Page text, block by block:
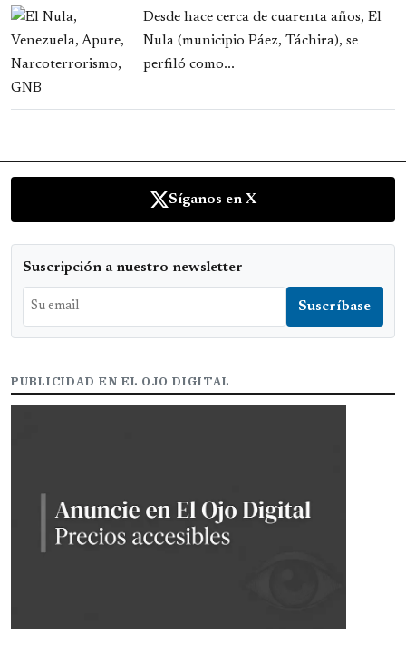
Desde hace cerca de cuarenta años, El
Nula (municipio Páez, Táchira), se
perfiló como...
Síganos en X
Suscripción a nuestro newsletter
PUBLICIDAD EN EL OJO DIGITAL